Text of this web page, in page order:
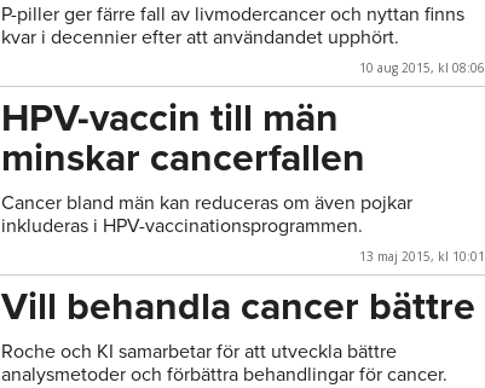
P-piller ger färre fall av livmodercancer och nyttan finns
kvar i decennier efter att användandet upphört.
10 aug 2015, kl 08:06
HPV-vaccin till män
minskar cancerfallen
Cancer bland män kan reduceras om även pojkar
inkluderas i HPV-vaccinationsprogrammen.
13 maj 2015, kl 10:01
Vill behandla cancer bättre
Roche och KI samarbetar för att utveckla bättre
analysmetoder och förbättra behandlingar för cancer.